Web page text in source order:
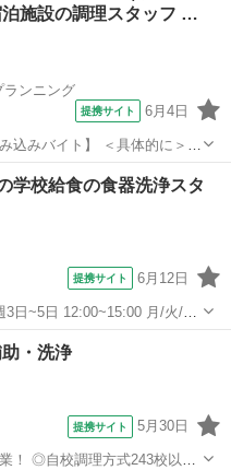
施設の調理スタッフ …
ランニング
提携サイト 6月4日
】 ＜具体的に＞
朝食バイキング、ランチ、デ
わせた調理を担当します。 食
学校給食の食器洗浄スタ
提携サイト 6月12日
（179） ...
・洗浄
提携サイト 5月30日
以上/